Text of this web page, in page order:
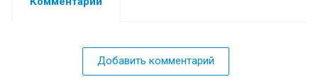
Добавить комментарий